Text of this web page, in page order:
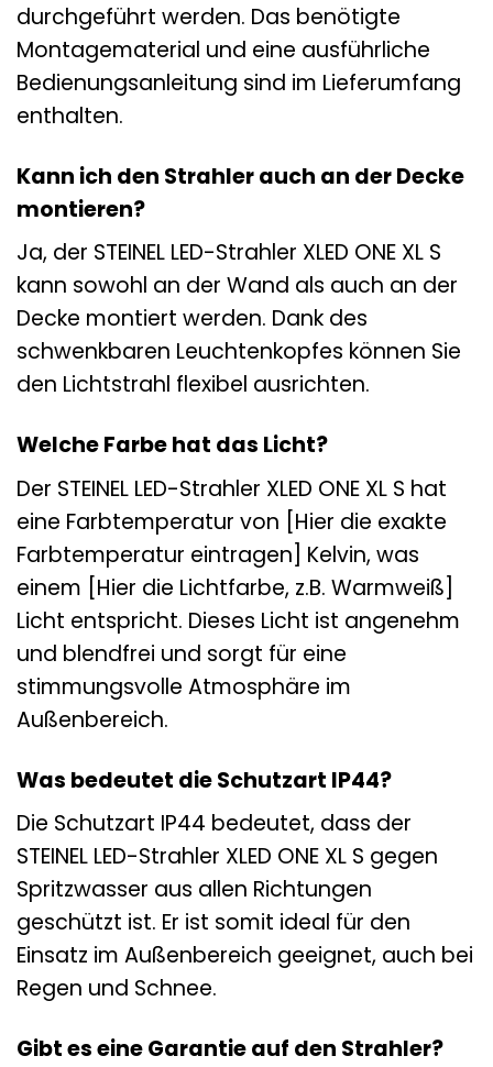
durchgeführt werden. Das benötigte
Montagematerial und eine ausführliche
Bedienungsanleitung sind im Lieferumfang
enthalten.
Kann ich den Strahler auch an der Decke
montieren?
Ja, der STEINEL LED-Strahler XLED ONE XL S
kann sowohl an der Wand als auch an der
Decke montiert werden. Dank des
schwenkbaren Leuchtenkopfes können Sie
den Lichtstrahl flexibel ausrichten.
Welche Farbe hat das Licht?
Der STEINEL LED-Strahler XLED ONE XL S hat
eine Farbtemperatur von [Hier die exakte
Farbtemperatur eintragen] Kelvin, was
einem [Hier die Lichtfarbe, z.B. Warmweiß]
Licht entspricht. Dieses Licht ist angenehm
und blendfrei und sorgt für eine
stimmungsvolle Atmosphäre im
Außenbereich.
Was bedeutet die Schutzart IP44?
Die Schutzart IP44 bedeutet, dass der
STEINEL LED-Strahler XLED ONE XL S gegen
Spritzwasser aus allen Richtungen
geschützt ist. Er ist somit ideal für den
Einsatz im Außenbereich geeignet, auch bei
Regen und Schnee.
Gibt es eine Garantie auf den Strahler?